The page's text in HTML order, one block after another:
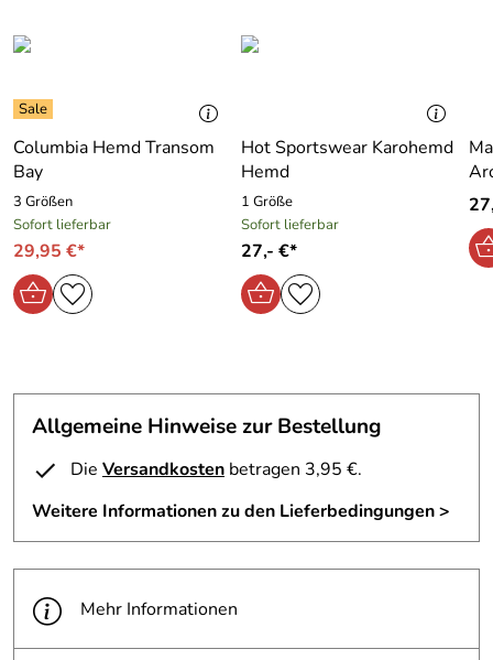
Hersteller: MAUL Sport GmbH, Martin-Kollar-Str. 10,
81829 München, info@maul-sport.de
Muster:
kariert
1
Verifizierte Bewertung
Trägt sich angenehm auf der Haut. Nimmt auch nach
mehreren Tagen keinen Geruch an.
Kaufdatum: 21.08.2008
Bewertungsdatum: 05.11.2008
Columbia Hemd Transom
Bay
3 Größen
Sofort lieferbar
29,95 €*
Hot Sportswear Karohemd
Hemd
1 Größe
Sofort lieferbar
27,- €*
Allgemeine Hinweise zur Bestellung
Die Versandkosten betragen 3,95 €.
Weitere Informationen zu den Lieferbedingungen >
Mehr Informationen